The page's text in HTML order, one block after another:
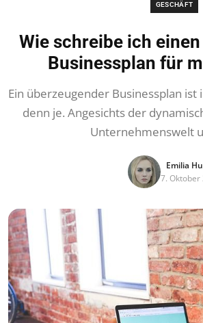
GESCHÄFT
Wie schreibe ich
Businessplan für
Ein überzeugender Businessplan
denn je. Angesichts der
Unternehmenswelt
Emilia
7. Oktober